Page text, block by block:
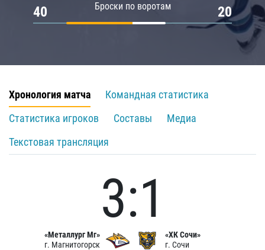
Броски по воротам
40 20
Хронология матча
Командная статистика
Статистика игроков
Составы
Медиа
Текстовая трансляция
«Металлург Мг»
г. Магнитогорск
3:1
«ХК Сочи»
г. Сочи